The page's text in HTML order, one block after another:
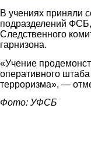
В учениях приняли
подразделений
Следственного
гарнизона.
«Учение
оперативного
терроризма», —
Фото: УФСБ